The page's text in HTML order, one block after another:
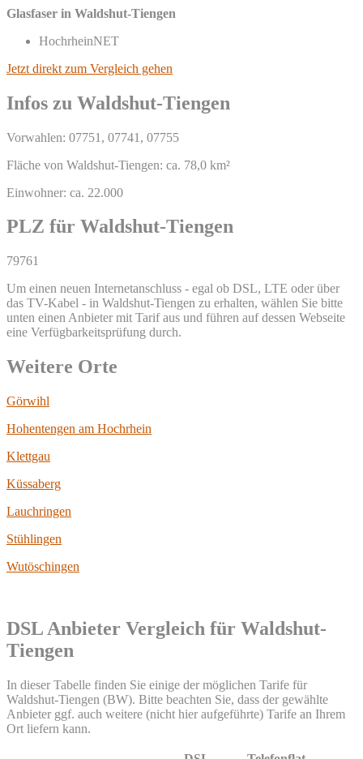
Glasfaser in Waldshut-Tiengen
HochrheinNET
Jetzt direkt zum Vergleich gehen
Infos zu Waldshut-Tiengen
Vorwahlen: 07751, 07741, 07755
Fläche von Waldshut-Tiengen: ca. 78,0 km²
Einwohner: ca. 22.000
PLZ für Waldshut-Tiengen
79761
Um einen neuen Internetanschluss - egal ob DSL, LTE oder über
das TV-Kabel - in Waldshut-Tiengen zu erhalten, wählen Sie bitte
unten einen Anbieter mit Tarif aus und führen auf dessen Webseite
eine Verfügbarkeitsprüfung durch.
Weitere Orte
Görwihl
Hohentengen am Hochrhein
Klettgau
Küssaberg
Lauchringen
Stühlingen
Wutöschingen
DSL Anbieter Vergleich für Waldshut-
Tiengen
In dieser Tabelle finden Sie einige der möglichen Tarife für
Waldshut-Tiengen (BW). Bitte beachten Sie, dass der gewählte
Anbieter ggf. auch weitere (nicht hier aufgeführte) Tarife an Ihrem
Ort liefern kann.